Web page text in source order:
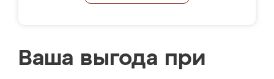
Ваша выгода при